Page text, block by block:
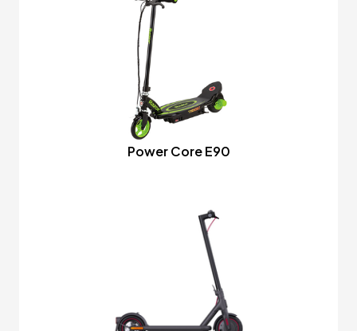
Power Core E90